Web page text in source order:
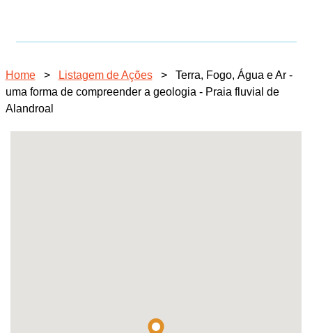
Home > Listagem de Ações >
Terra, Fogo, Água e Ar -
uma forma de compreender a geologia - Praia fluvial de
Alandroal